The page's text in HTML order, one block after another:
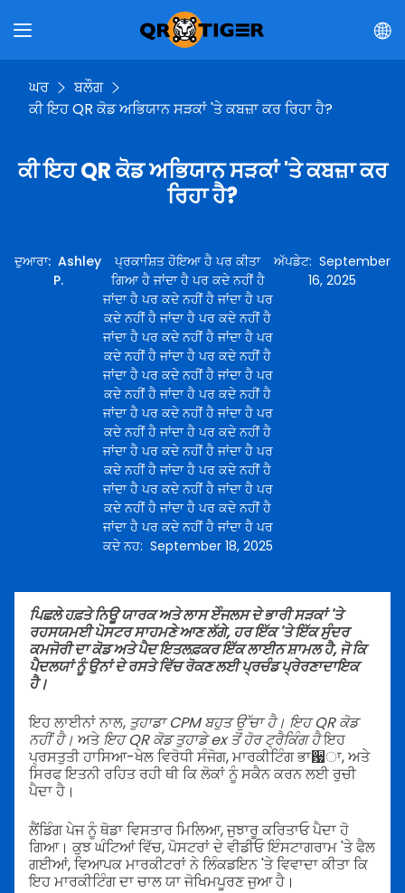
ਘਰ
ਬਲੌਗ
ਕੀ ਇਹ QR ਕੋਡ ਅਭਿਯਾਨ ਸੜਕਾਂ 'ਤੇ ਕਬਜ਼ਾ ਕਰ ਰਿਹਾ ਹੈ?
ਕੀ ਇਹ QR ਕੋਡ ਅਭਿਯਾਨ ਸੜਕਾਂ 'ਤੇ ਕਬਜ਼ਾ ਕਰ
ਰਿਹਾ ਹੈ?
ਦੁਆਰਾ: Ashley
P.
ਪ੍ਰਕਾਸ਼ਿਤ ਹੋਇਆ ਹੈ ਪਰ ਕੀਤਾ
ਗਿਆ ਹੈ ਜਾਂਦਾ ਹੈ ਪਰ ਕਦੇ ਨਹੀਂ ਹੈ
ਜਾਂਦਾ ਹੈ ਪਰ ਕਦੇ ਨਹੀਂ ਹੈ ਜਾਂਦਾ ਹੈ ਪਰ
ਕਦੇ ਨਹੀਂ ਹੈ ਜਾਂਦਾ ਹੈ ਪਰ ਕਦੇ ਨਹੀਂ ਹੈ
ਜਾਂਦਾ ਹੈ ਪਰ ਕਦੇ ਨਹੀਂ ਹੈ ਜਾਂਦਾ ਹੈ ਪਰ
ਕਦੇ ਨਹੀਂ ਹੈ ਜਾਂਦਾ ਹੈ ਪਰ ਕਦੇ ਨਹੀਂ ਹੈ
ਜਾਂਦਾ ਹੈ ਪਰ ਕਦੇ ਨਹੀਂ ਹੈ ਜਾਂਦਾ ਹੈ ਪਰ
ਕਦੇ ਨਹੀਂ ਹੈ ਜਾਂਦਾ ਹੈ ਪਰ ਕਦੇ ਨਹੀਂ ਹੈ
ਜਾਂਦਾ ਹੈ ਪਰ ਕਦੇ ਨਹੀਂ ਹੈ ਜਾਂਦਾ ਹੈ ਪਰ
ਕਦੇ ਨਹੀਂ ਹੈ ਜਾਂਦਾ ਹੈ ਪਰ ਕਦੇ ਨਹੀਂ ਹੈ
ਜਾਂਦਾ ਹੈ ਪਰ ਕਦੇ ਨਹੀਂ ਹੈ ਜਾਂਦਾ ਹੈ ਪਰ
ਕਦੇ ਨਹੀਂ ਹੈ ਜਾਂਦਾ ਹੈ ਪਰ ਕਦੇ ਨਹੀਂ ਹੈ
ਜਾਂਦਾ ਹੈ ਪਰ ਕਦੇ ਨਹੀਂ ਹੈ ਜਾਂਦਾ ਹੈ ਪਰ
ਕਦੇ ਨਹੀਂ ਹੈ ਜਾਂਦਾ ਹੈ ਪਰ ਕਦੇ ਨਹੀਂ ਹੈ
ਜਾਂਦਾ ਹੈ ਪਰ ਕਦੇ ਨਹੀਂ ਹੈ ਜਾਂਦਾ ਹੈ ਪਰ
ਕਦੇ ਨਹ: September 18, 2025
ਅੱਪਡੇਟ: September
16, 2025
ਪਿਛਲੇ ਹਫ਼ਤੇ ਨਿਊ ਯਾਰਕ ਅਤੇ ਲਾਸ ਏੰਜਲਸ ਦੇ ਭਾਰੀ ਸੜਕਾਂ 'ਤੇ
ਰਹਸਯਮਈ ਪੋਸਟਰ ਸਾਹਮਣੇ ਆਣ ਲੱਗੇ, ਹਰ ਇੱਕ 'ਤੇ ਇੱਕ ਸੁੰਦਰ
ਕਮਜੋਰੀ ਦਾ ਕੋਡ ਅਤੇ ਪੈਦ ਇਤਲਫ਼ਕਰ ਇੱਕ ਲਾਈਨ ਸ਼ਾਮਲ ਹੈ, ਜੋ ਕਿ
ਪੈਦਲਯਾਂ ਨੂੰ ਉਨਾਂ ਦੇ ਰਸਤੇ ਵਿੱਚ ਰੋਕਣ ਲਈ ਪ੍ਰਚੰਡ ਪ੍ਰੇਰਣਾਦਾਇਕ
ਹੈ।
ਇਹ ਲਾਈਨਾਂ ਨਾਲ, ਤੁਹਾਡਾ CPM ਬਹੁਤ ਉੱਚਾ ਹੈ। ਇਹ QR ਕੋਡ
ਨਹੀਂ ਹੈ। ਅਤੇਇਹ QR ਕੋਡ ਤੁਹਾਡੇ ex ਤੋਂ ਹੋਰ ਟ੍ਰੈਕਿੰਗ ਹੈਇਹ
ਪ੍ਰਸਤੁਤੀ ਹਾਸਿਆ-ਖੇਲ ਵਿਰੋਧੀ ਸੰਜੋਗ, ਮਾਰਕੀਟਿੰਗ ਭਾ਷ਾ, ਅਤੇ
ਸਿਰਫ ਇਤਨੀ ਰਹਿਤ ਰਹੀ ਥੀ ਕਿ ਲੋਕਾਂ ਨੂੰ ਸਕੈਨ ਕਰਨ ਲਈ ਰੁਚੀ
ਪੈਦਾ ਹੈ।
ਲੈਂਡਿੰਗ ਪੇਜ ਨੂੰ ਥੋਡਾ ਵਿਸਤਾਰ ਮਿਲਿਆ, ਜੁਝਾਰੂ ਕਰਿਤਾਓ ਪੈਦਾ ਹੋ
ਗਿਆ। ਕੁਝ ਘੰਟਿਆਂ ਵਿੱਚ, ਪੋਸਟਰਾਂ ਦੇ ਵੀਡੀਓ ਇੰਸਟਾਗਰਾਮ 'ਤੇ ਫੈਲ
ਗਈਆਂ, ਵਿਆਪਕ ਮਾਰਕੀਟਰਾਂ ਨੇ ਲਿੰਕਡਇਨ 'ਤੇ ਵਿਵਾਦਾ ਕੀਤਾ ਕਿ
ਇਹ ਮਾਰਕੀਟਿੰਗ ਦਾ ਚਾਲ ਯਾ ਜੋਖਿਮਪੂਰਣ ਜੁਆ ਹੈ।